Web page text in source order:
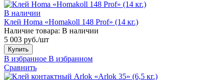
В наличии
Клей Homa «Homakoll 148 Prof» (14 кг.)
Наличие товара: В наличии
5 003 руб./шт
Купить
В избранное В избранном
Сравнить